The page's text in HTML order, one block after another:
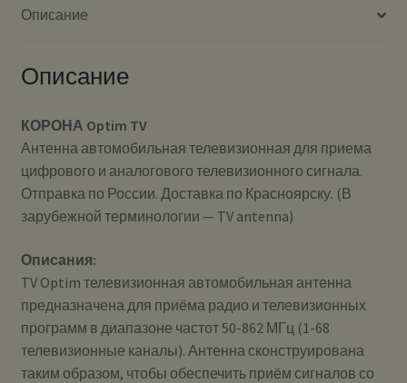
Описание
Описание
КОРОНА Optim TV
Антенна автомобильная телевизионная для приема
цифрового и аналогового телевизионного сигнала.
Отправка по России. Доставка по Красноярску. (В
зарубежной терминологии — TV antenna)
Описания:
TV Optim телевизионная автомобильная антенна
предназначена для приёма радио и телевизионных
программ в диапазоне частот 50-862 МГц (1-68
телевизионные каналы). Антенна сконструирована
таким образом, чтобы обеспечить приём сигналов со